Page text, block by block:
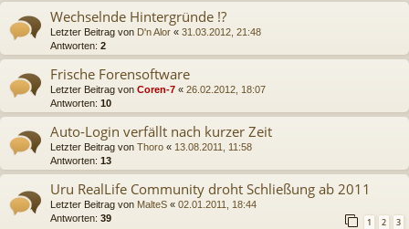
Wechselnde Hintergründe !?
Letzter Beitrag von D'n Alor « 31.03.2012, 21:48
Antworten: 2
Frische Forensoftware
Letzter Beitrag von Coren-7 « 26.02.2012, 18:07
Antworten: 10
Auto-Login verfällt nach kurzer Zeit
Letzter Beitrag von Thoro « 13.08.2011, 11:58
Antworten: 13
Uru RealLife Community droht Schließung ab 2011
Letzter Beitrag von MalteS « 02.01.2011, 18:44
Antworten: 39 1 2 3